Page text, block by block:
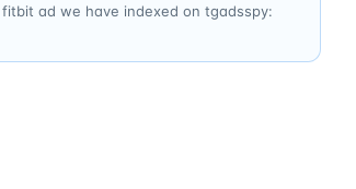
ad we have indexed on tgadsspy: